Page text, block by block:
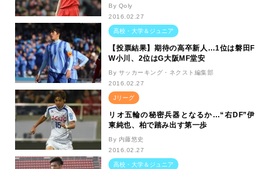
By Qoly
2016.02.27
高校・大学＆ジュニア
【投票結果】期待の高卒新人…1位は磐田F
W小川、2位はG大阪MF堂安
By サッカーキング・ネクスト編集部
2016.02.27
Jリーグ
リオ五輪の秘密兵器となるか…“右DF”伊
東純也、柏で踏み出す第一歩
By 内藤悠史
2016.02.27
高校・大学＆ジュニア